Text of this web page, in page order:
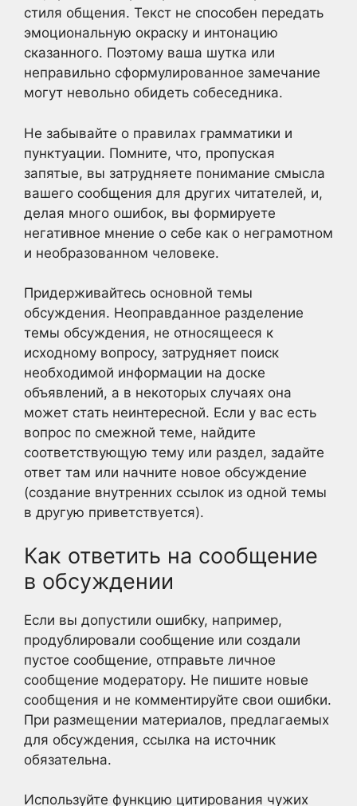
стиля общения. Текст не способен передать
эмоциональную окраску и интонацию
сказанного. Поэтому ваша шутка или
неправильно сформулированное замечание
могут невольно обидеть собеседника.
Не забывайте о правилах грамматики и
пунктуации. Помните, что, пропуская
запятые, вы затрудняете понимание смысла
вашего сообщения для других читателей, и,
делая много ошибок, вы формируете
негативное мнение о себе как о неграмотном
и необразованном человеке.
Придерживайтесь основной темы
обсуждения. Неоправданное разделение
темы обсуждения, не относящееся к
исходному вопросу, затрудняет поиск
необходимой информации на доске
объявлений, а в некоторых случаях она
может стать неинтересной. Если у вас есть
вопрос по смежной теме, найдите
соответствующую тему или раздел, задайте
ответ там или начните новое обсуждение
(создание внутренних ссылок из одной темы
в другую приветствуется).
Как ответить на сообщение
в обсуждении
Если вы допустили ошибку, например,
продублировали сообщение или создали
пустое сообщение, отправьте личное
сообщение модератору. Не пишите новые
сообщения и не комментируйте свои ошибки.
При размещении материалов, предлагаемых
для обсуждения, ссылка на источник
обязательна.
Используйте функцию цитирования чужих